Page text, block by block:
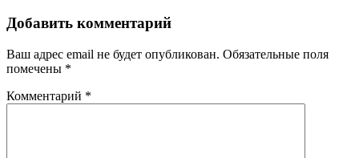
Добавить комментарий
Ваш адрес email не будет опубликован. Обязательные поля
помечены *
Комментарий *